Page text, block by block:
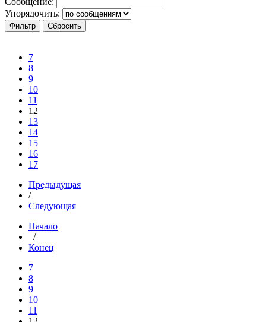
Упорядочить:
7
8
9
10
11
12
13
14
15
16
17
Предыдущая
/
Следующая
Начало
/
Конец
7
8
9
10
11